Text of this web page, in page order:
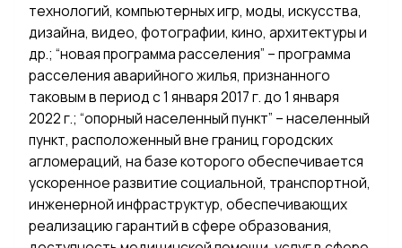
технологий, компьютерных игр, моды, искусства,
дизайна, видео, фотографии, кино, архитектуры и
др.; “новая программа расселения” – программа
расселения аварийного жилья, признанного
таковым в период с 1 января 2017 г. до 1 января
2022 г.; “опорный населенный пункт” – населенный
пункт, расположенный вне границ городских
агломераций, на базе которого обеспечивается
ускоренное развитие социальной, транспортной,
инженерной инфраструктур, обеспечивающих
реализацию гарантий в сфере образования,